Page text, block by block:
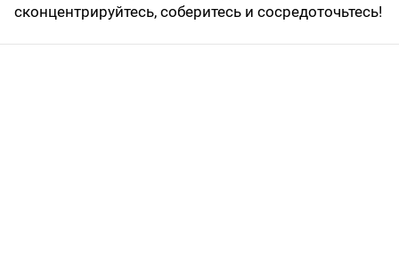
сконцентрируйтесь, соберитесь и сосредоточьтесь!